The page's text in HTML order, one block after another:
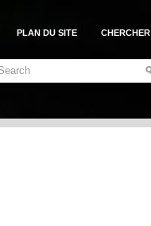
PLAN DU SITE CHERCHER